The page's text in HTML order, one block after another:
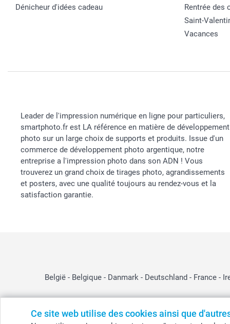
Ce site web utilise des cookies ainsi que
Dénicheur d'idées cadeau
Rentrée des
Saint-
Vacances
Leader de l'impression numérique en ligne pour particuliers,
smartphoto.fr est LA référence en matière de développement
photo sur un large choix de supports et produits. Issue d'un
commerce de développement photo argentique, notre
entreprise a l'impression photo dans son ADN ! Vous
trouverez un grand choix de tirages photo, agrandissements
et posters, avec une qualité toujours au rendez-vous et la
satisfaction garantie.
België - Belgique - Danmark - Deutschland - France -